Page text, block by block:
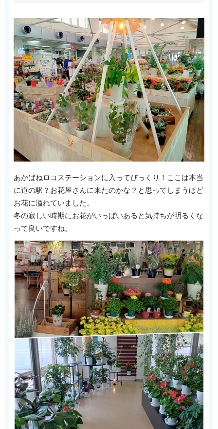
あかばねロコステーションに入ってびっくり！ここは本当
に道の駅？お花屋さんに来たのかな？と思ってしまうほど
お花に溢れていました。
冬の寂しい時期にお花がいっぱいあると気持ちが明るくな
って良いですね。